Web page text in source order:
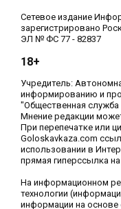
Сетевое издание
зарегистрировано
ЭЛ № ФС 77 - 82837
18+
Учредитель:
информированию и
"Общественная служба
Мнение редакции
При перепечатке или
Goloskavkaza.com
использовании в
прямая гиперссылка
На информационном
технологии
информации на основе